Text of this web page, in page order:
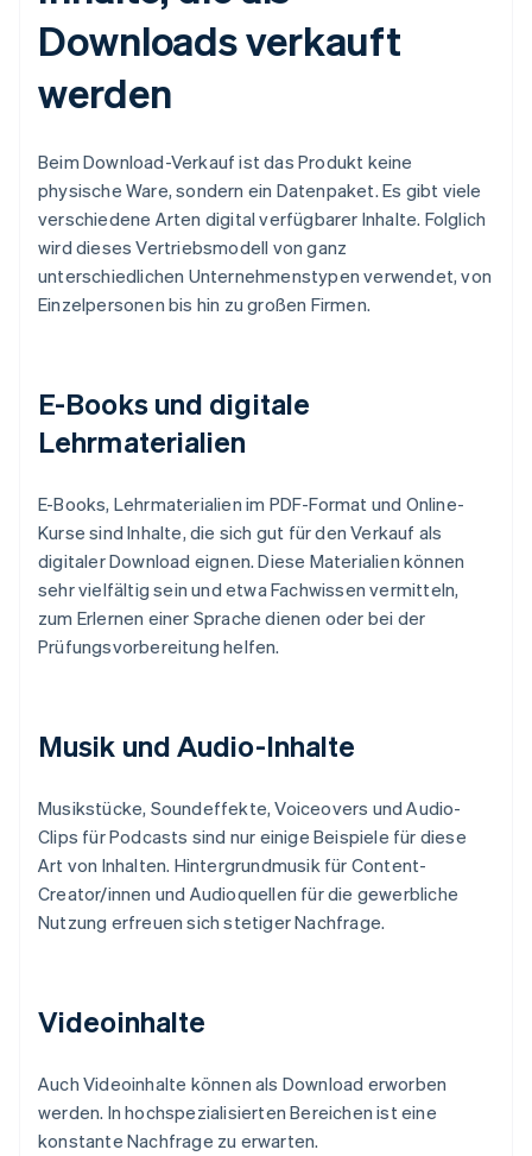
Downloads verkauft
werden
Beim Download-Verkauf ist das Produkt keine
physische Ware, sondern ein Datenpaket. Es gibt viele
verschiedene Arten digital verfügbarer Inhalte. Folglich
wird dieses Vertriebsmodell von ganz
unterschiedlichen Unternehmenstypen verwendet, von
Einzelpersonen bis hin zu großen Firmen.
E-Books und digitale
Lehrmaterialien
E-Books, Lehrmaterialien im PDF-Format und Online-
Kurse sind Inhalte, die sich gut für den Verkauf als
digitaler Download eignen. Diese Materialien können
sehr vielfältig sein und etwa Fachwissen vermitteln,
zum Erlernen einer Sprache dienen oder bei der
Prüfungsvorbereitung helfen.
Musik und Audio-Inhalte
Musikstücke, Soundeffekte, Voiceovers und Audio-
Clips für Podcasts sind nur einige Beispiele für diese
Art von Inhalten. Hintergrundmusik für Content-
Creator/innen und Audioquellen für die gewerbliche
Nutzung erfreuen sich stetiger Nachfrage.
Videoinhalte
Auch Videoinhalte können als Download erworben
werden. In hochspezialisierten Bereichen ist eine
konstante Nachfrage zu erwarten.